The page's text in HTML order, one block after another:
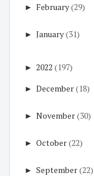
► February(29)
► January(31)
► 2022 (197)
► December(18)
► November(30)
► October(22)
► September(22)